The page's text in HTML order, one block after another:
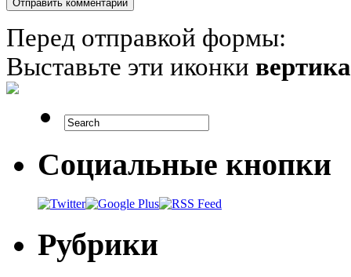
Перед отправкой формы:
Выставьте эти иконки
Социальные кнопки
Рубрики